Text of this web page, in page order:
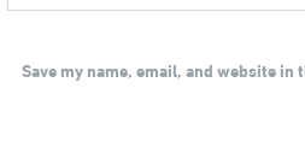
Save my name, email, and website